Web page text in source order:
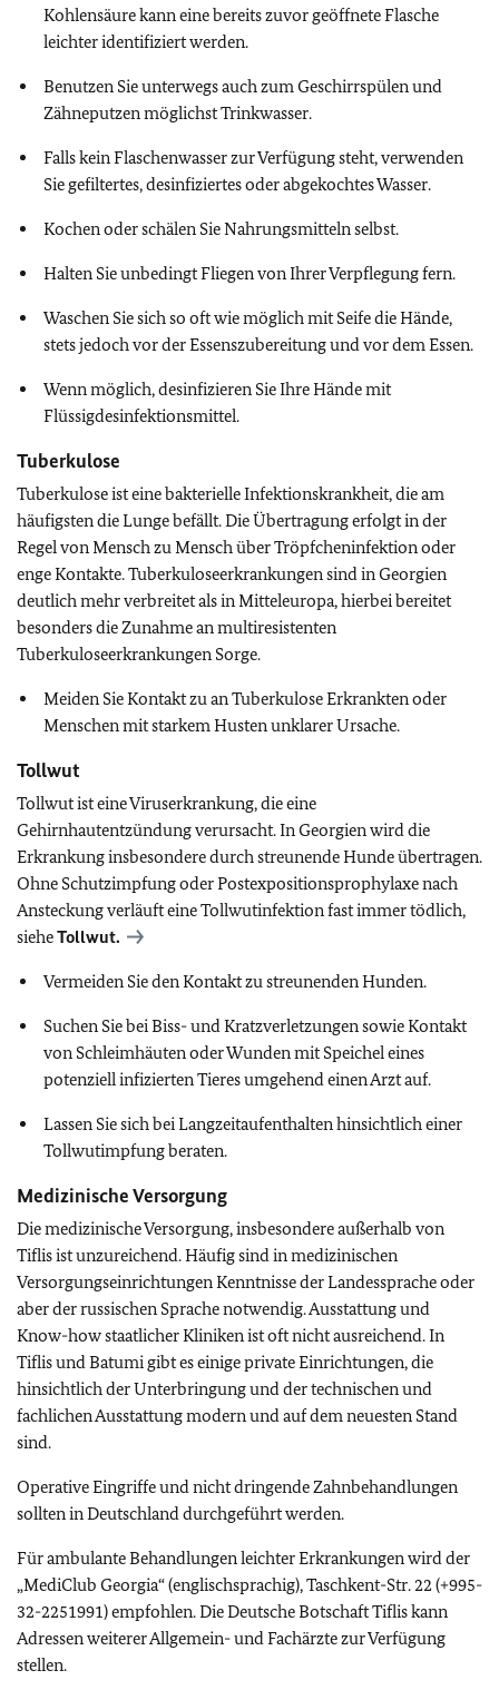
Kohlensäure kann eine bereits zuvor geöffnete Flasche
leichter identifiziert werden.
Benutzen Sie unterwegs auch zum Geschirrspülen und
Zähneputzen möglichst Trinkwasser.
Falls kein Flaschenwasser zur Verfügung steht, verwenden
Sie gefiltertes, desinfiziertes oder abgekochtes Wasser.
Kochen oder schälen Sie Nahrungsmitteln selbst.
Halten Sie unbedingt Fliegen von Ihrer Verpflegung fern.
Waschen Sie sich so oft wie möglich mit Seife die Hände,
stets jedoch vor der Essenszubereitung und vor dem Essen.
Wenn möglich, desinfizieren Sie Ihre Hände mit
Flüssigdesinfektionsmittel.
Tuberkulose
Tuberkulose ist eine bakterielle Infektionskrankheit, die am
häufigsten die Lunge befällt. Die Übertragung erfolgt in der
Regel von Mensch zu Mensch über Tröpfcheninfektion oder
enge Kontakte. Tuberkuloseerkrankungen sind in Georgien
deutlich mehr verbreitet als in Mitteleuropa, hierbei bereitet
besonders die Zunahme an multiresistenten
Tuberkuloseerkrankungen Sorge.
Meiden Sie Kontakt zu an Tuberkulose Erkrankten oder
Menschen mit starkem Husten unklarer Ursache.
Tollwut
Tollwut ist eine Viruserkrankung, die eine
Gehirnhautentzündung verursacht. In Georgien wird die
Erkrankung insbesondere durch streunende Hunde übertragen.
Ohne Schutzimpfung oder Postexpositionsprophylaxe nach
Ansteckung verläuft eine Tollwutinfektion fast immer tödlich,
sieheTollwut.
Vermeiden Sie den Kontakt zu streunenden Hunden.
Suchen Sie bei Biss- und Kratzverletzungen sowie Kontakt
von Schleimhäuten oder Wunden mit Speichel eines
potenziell infizierten Tieres umgehend einen Arzt auf.
Lassen Sie sich bei Langzeitaufenthalten hinsichtlich einer
Tollwutimpfung beraten.
Medizinische Versorgung
Die medizinische Versorgung, insbesondere außerhalb von
Tiflis ist unzureichend. Häufig sind in medizinischen
Versorgungseinrichtungen Kenntnisse der Landessprache oder
aber der russischen Sprache notwendig. Ausstattung und
Know-how staatlicher Kliniken ist oft nicht ausreichend. In
Tiflis und Batumi gibt es einige private Einrichtungen, die
hinsichtlich der Unterbringung und der technischen und
fachlichen Ausstattung modern und auf dem neuesten Stand
sind.
Operative Eingriffe und nicht dringende Zahnbehandlungen
sollten in Deutschland durchgeführt werden.
Für ambulante Behandlungen leichter Erkrankungen wird der
„MediClub Georgia“ (englischsprachig), Taschkent-Str. 22 (+995-
32-2251991) empfohlen. Die Deutsche Botschaft Tiflis kann
Adressen weiterer Allgemein- und Fachärzte zur Verfügung
stellen.